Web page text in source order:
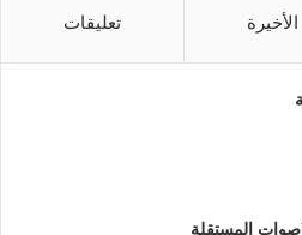
الأخيرة تعليقات
المستقلة